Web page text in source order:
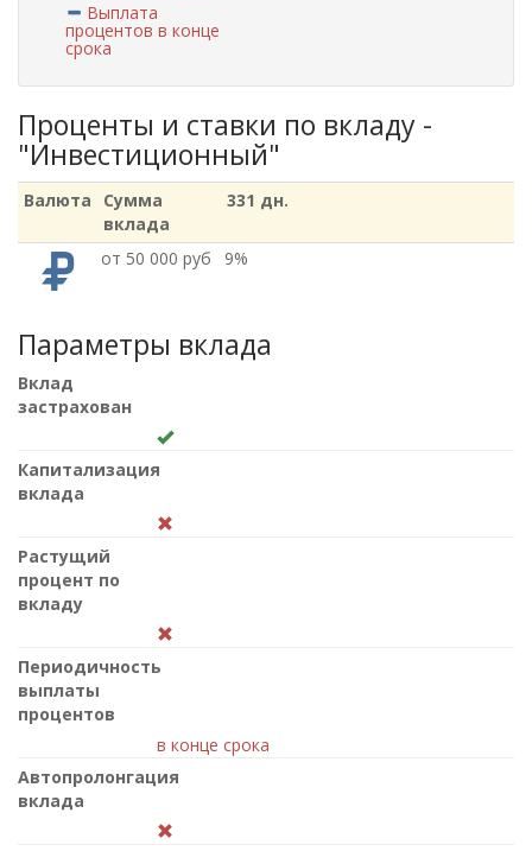
Выплата
процентов в конце
срока
Проценты и ставки по вкладу -
"Инвестиционный"
Валюта
Сумма
вклада
331 дн.
от 50 000 руб 9%
Параметры вклада
Вклад
застрахован
Капитализация
вклада
Растущий
процент по
вкладу
Периодичность
выплаты
процентов
в конце срока
Автопролонгация
вклада